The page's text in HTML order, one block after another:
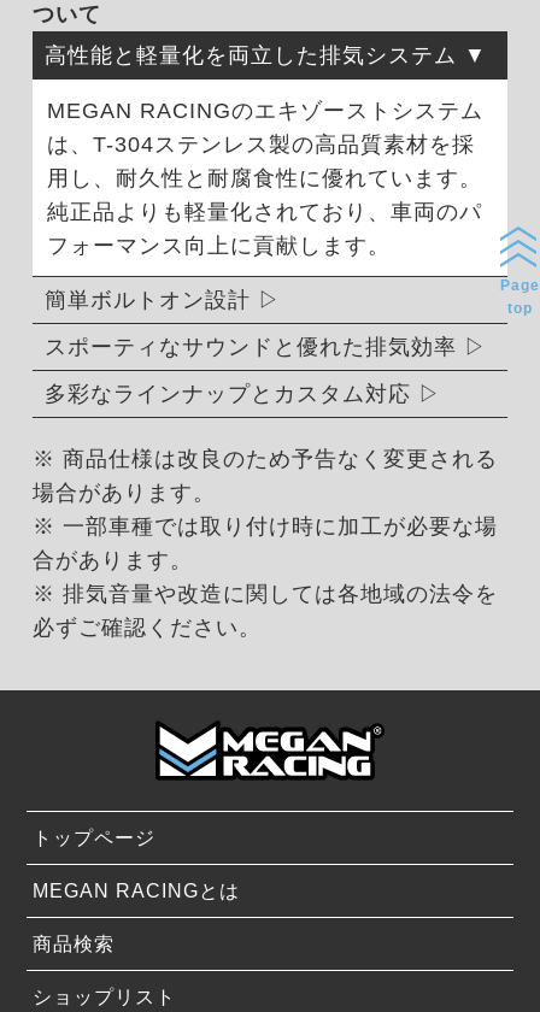
ついて
高性能と軽量化を両立した排気システム
MEGAN RACINGのエキゾーストシステム
は、T-304ステンレス製の高品質素材を採
用し、耐久性と耐腐食性に優れています。
純正品よりも軽量化されており、車両のパ
フォーマンス向上に貢献します。
簡単ボルトオン設計
スポーティなサウンドと優れた排気効率
多彩なラインナップとカスタム対応
※ 商品仕様は改良のため予告なく変更される
場合があります。
※ 一部車種では取り付け時に加工が必要な場
合があります。
※ 排気音量や改造に関しては各地域の法令を
必ずご確認ください。
トップページ
MEGAN RACINGとは
商品検索
ショップリスト
Page
top